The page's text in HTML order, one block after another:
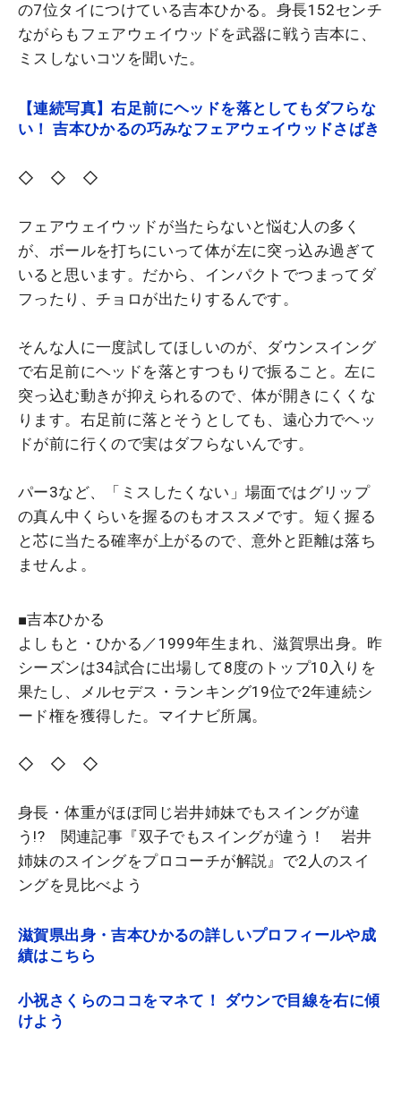
の7位タイにつけている吉本ひかる。身長152センチ
ながらもフェアウェイウッドを武器に戦う吉本に、
ミスしないコツを聞いた。
【連続写真】右足前にヘッドを落としてもダフらな
い！ 吉本ひかるの巧みなフェアウェイウッドさばき
◇ ◇ ◇
フェアウェイウッドが当たらないと悩む人の多く
が、ボールを打ちにいって体が左に突っ込み過ぎて
いると思います。だから、インパクトでつまってダ
フったり、チョロが出たりするんです。
そんな人に一度試してほしいのが、ダウンスイング
で右足前にヘッドを落とすつもりで振ること。左に
突っ込む動きが抑えられるので、体が開きにくくな
ります。右足前に落とそうとしても、遠心力でヘッ
ドが前に行くので実はダフらないんです。
パー3など、「ミスしたくない」場面ではグリップ
の真ん中くらいを握るのもオススメです。短く握る
と芯に当たる確率が上がるので、意外と距離は落ち
ませんよ。
■吉本ひかる
よしもと・ひかる／1999年生まれ、滋賀県出身。昨
シーズンは34試合に出場して8度のトップ10入りを
果たし、メルセデス・ランキング19位で2年連続シ
ード権を獲得した。マイナビ所属。
◇ ◇ ◇
身長・体重がほぼ同じ岩井姉妹でもスイングが違
う!? 関連記事『双子でもスイングが違う！ 岩井
姉妹のスイングをプロコーチが解説』で2人のスイ
ングを見比べよう
滋賀県出身・吉本ひかるの詳しいプロフィールや成
績はこちら
小祝さくらのココをマネて！ ダウンで目線を右に傾
けよう